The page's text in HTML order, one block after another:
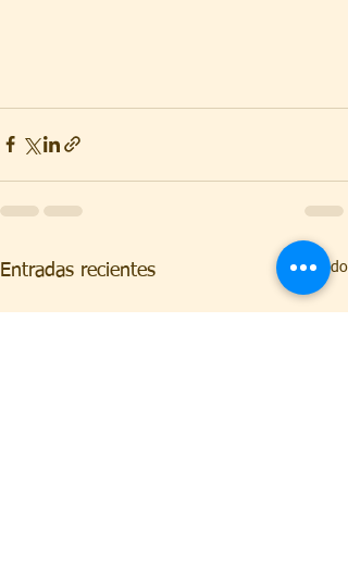
Entradas recientes Ver todo